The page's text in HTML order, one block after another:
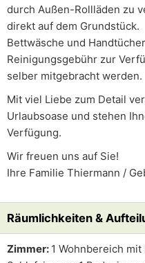
durch Außen-Rollläden zu
direkt auf dem Grundstück.
Bettwäsche und
Reinigungsgebühr zur
selber mitgebracht werden.
Mit viel Liebe zum Detail
Urlaubsoase und stehen
Verfügung.
Wir freuen uns auf Sie!
Ihre Familie Thiermann /
Räumlichkeiten &
Zimmer: 1 Wohnbereich